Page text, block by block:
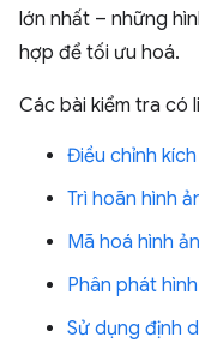
lớn nhất – những
hợp để tối ưu hoá.
Các bài kiểm tra có
Điều chỉnh
Trì hoãn hình
Mã hoá hình
Phân phát
Sử dụng định